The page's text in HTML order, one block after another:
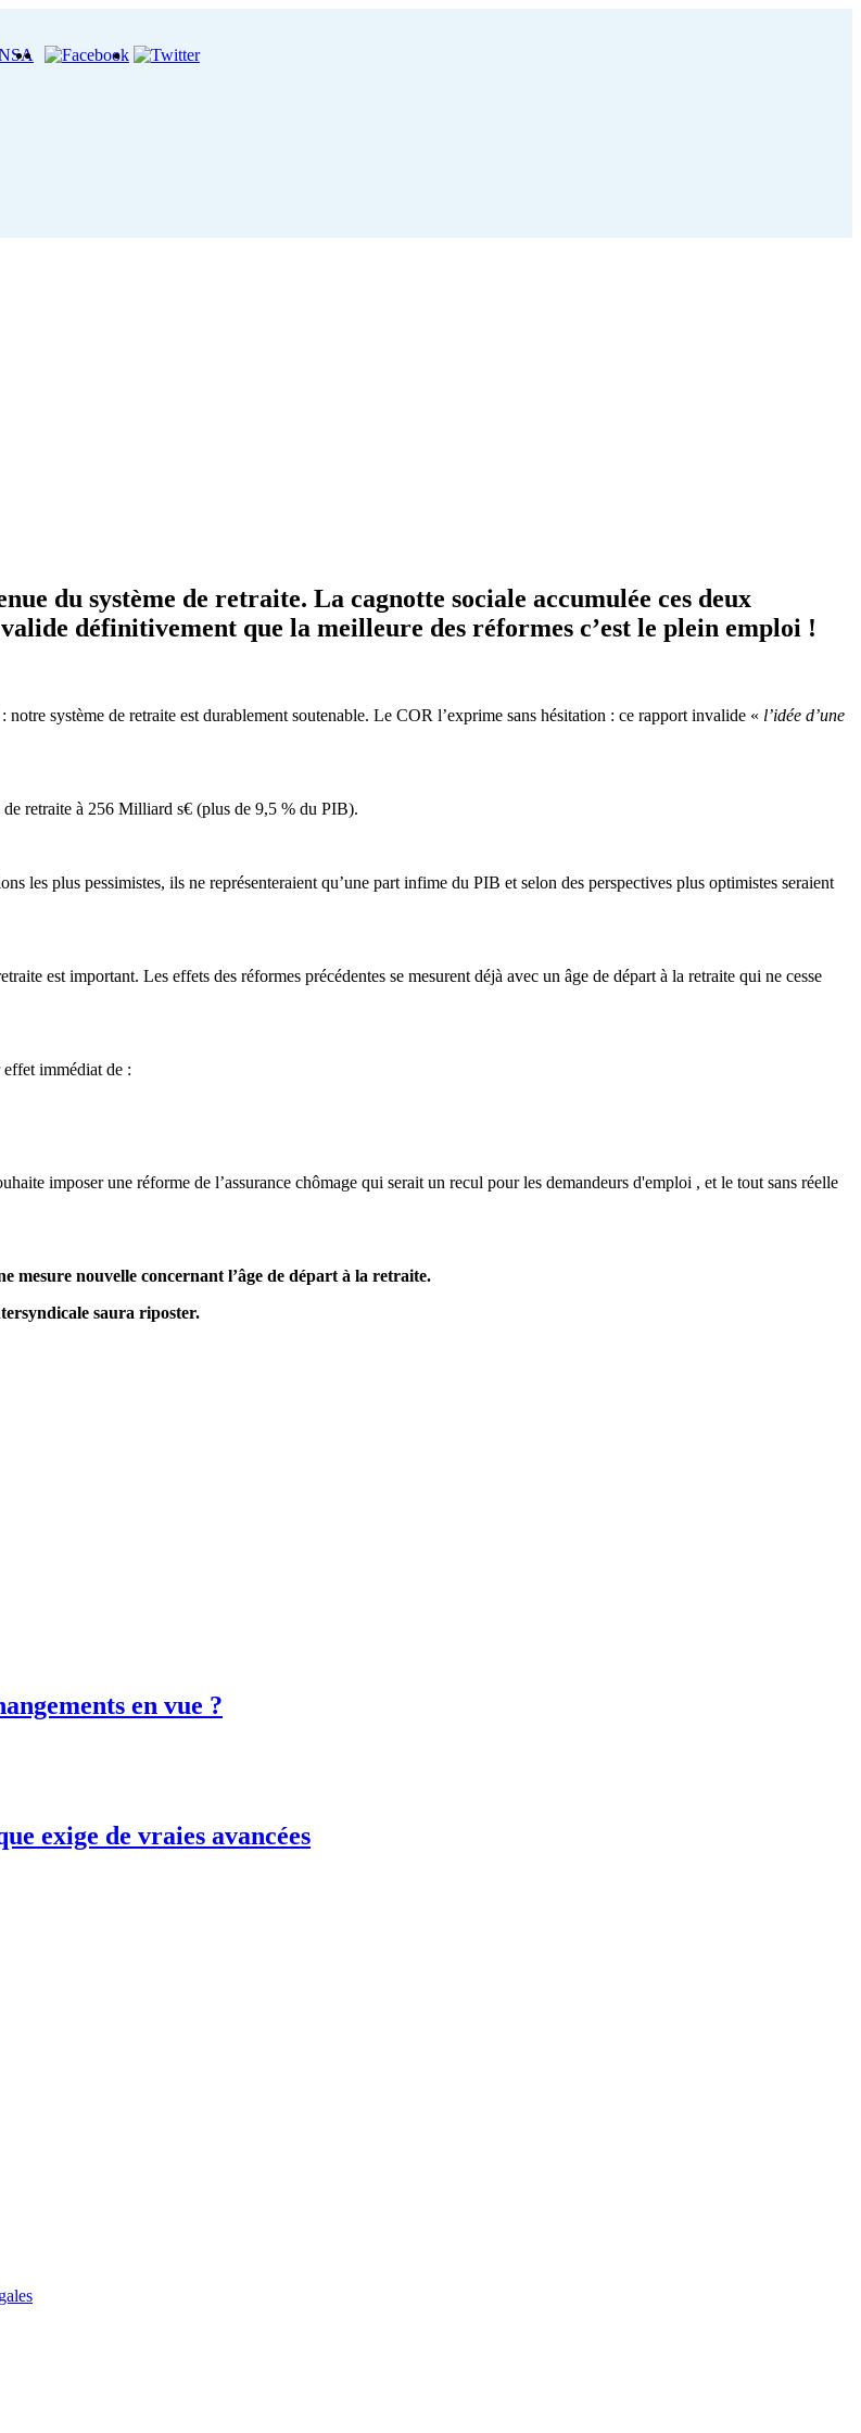
du système de retraite. La cagnotte sociale accumulée ces deux
définitivement que la meilleure des réformes c’est le plein emploi !
système de retraite est durablement soutenable. Le COR l’exprime sans hésitation : ce rapport invalide « l’idée d’une
de retraite à 256 Milliard s€ (plus de 9,5 % du PIB).
les plus pessimistes, ils ne représenteraient qu’une part infime du PIB et selon des perspectives plus optimistes seraient
est important. Les effets des réformes précédentes se mesurent déjà avec un âge de départ à la retraite qui ne cesse
immédiat de :
imposer une réforme de l’assurance chômage qui serait un recul pour les demandeurs d'emploi , et le tout sans réelle
mesure nouvelle concernant l’âge de départ à la retraite.
saura riposter.
en vue ?
exige de vraies avancées